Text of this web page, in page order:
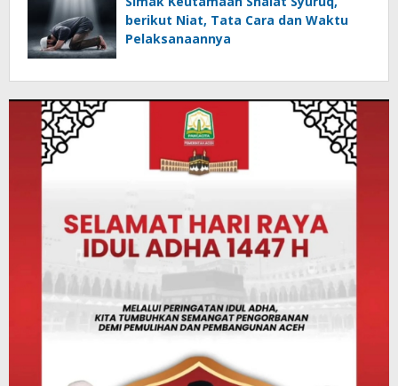
berikut Niat, Tata Cara dan Waktu
Pelaksanaannya